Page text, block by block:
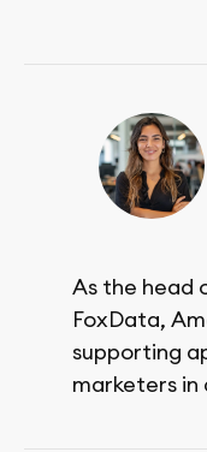
As the head
FoxData,
supporting
marketers in